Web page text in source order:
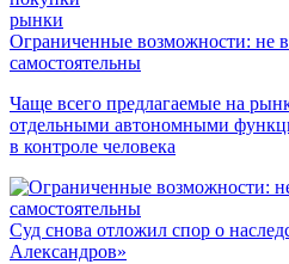
рынки
Ограниченные возможности: не
самостоятельны
Чаще всего предлагаемые на
отдельными автономными
в контроле человека
Суд снова отложил спор о
Александров»